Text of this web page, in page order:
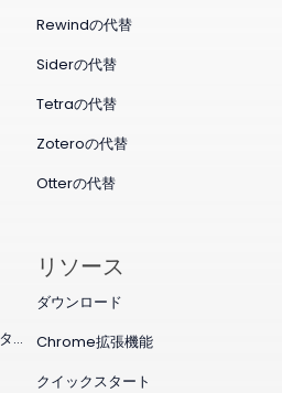
Rewindの代替
Siderの代替
Tetraの代替
Zoteroの代替
Otterの代替
トップ10 ライティングアシスタント
リソース
ダウンロード
Chrome拡張機能
クイックスタート